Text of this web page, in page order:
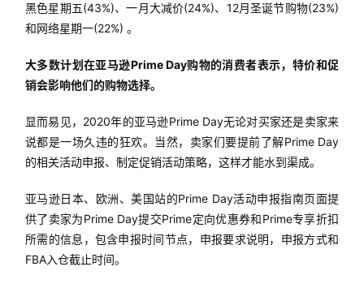
运
实
战
分
享
案
例
拆
解
黑色星期五(43%)、一月大减价(24%)、12月圣诞节购物(23%)
和网络星期一(22%) 。
大多数计划在亚马逊Prime Day购物的消费者表示，特价和促
销会影响他们的购物选择。
显而易见，2020年的亚马逊Prime Day无论对买家还是卖家来
说都是一场久违的狂欢。当然，卖家们要提前了解Prime Day
的相关活动申报、制定促销活动策略，这样才能水到渠成。
亚马逊日本、欧洲、美国站的Prime Day活动申报指南页面提
供了卖家为Prime Day提交Prime定向优惠券和Prime专享折扣
所需的信息，包含申报时间节点，申报要求说明，申报方式和
FBA入仓截止时间。